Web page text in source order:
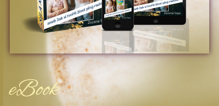
eBook